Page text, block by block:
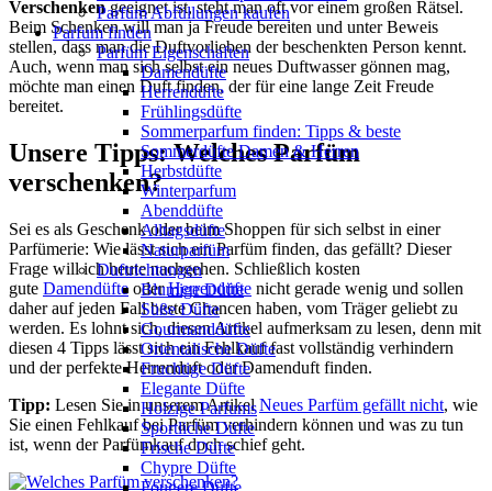
Parfüm Abfüllungen kaufen
Parfum finden
Parfüm Eigenschaften
Damendüfte
Herrendüfte
Frühlingsdüfte
Sommerparfum finden: Tipps & beste
Sommerdüfte Damen & Herren
Herbstdüfte
Winterparfum
Abenddüfte
Alltagsdüfte
Naturparfüm
Duftrichtungen
Blumige Düfte
Süße Düfte
Gourmanddüfte
Orientalische Düfte
Fruchtige Düfte
Elegante Düfte
Holzige Parfums
Sportliche Düfte
Frische Düfte
Chypre Düfte
Fougere Düfte
Verschenkengeeignet ist, steht man oft vor einem großen Rätsel.
Beim Schenken will man ja Freude bereiten und unter Beweis
stellen, dass man die Duftvorlieben der beschenkten Person kennt.
Auch, wenn man sich selbst ein neues Duftwasser gönnen mag,
möchte man einen Duft finden, der für eine lange Zeit Freude
bereitet.
Unsere Tipps: Welches Parfüm
verschenken?
Sei es als Geschenk oder beim Shoppen für sich selbst in einer
Parfümerie: Wie lässt sich ein Parfüm finden, das gefällt? Dieser
Frage will ich heute nachgehen. Schließlich kosten
gute Damendüfte oderHerrendüfte nicht gerade wenig und sollen
daher auf jeden Fall beste Chancen haben, vom Träger geliebt zu
werden. Es lohnt sich, diesen Artikel aufmerksam zu lesen, denn mit
diesen 4 Tipps lässt sich ein Fehlkauf fast vollständig verhindern
und der perfekte Herrenduft oder Damenduft finden.
Tipp: Lesen Sie in unserem ArtikelNeues Parfüm gefällt nicht, wie
Sie einen Fehlkauf bei Parfüm verhindern können und was zu tun
ist, wenn der Parfümkauf doch schief geht.